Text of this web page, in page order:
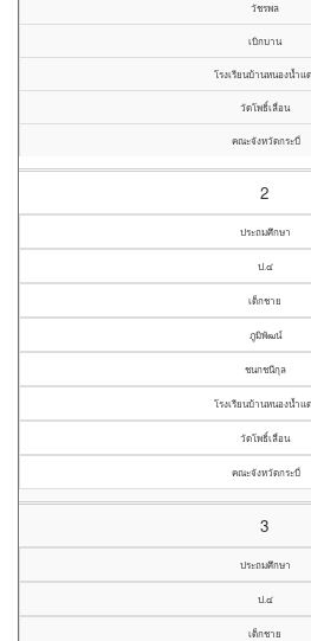
วัชรพล
เบิกบาน
โรงเรียนบ้านหนองน้ำแ
วัดโพธิ์เลื่อน
คณะจังหวัดกระบี่
2
ประถมศึกษา
ป.๔
เด็กชาย
ภูมิพัฒน์
ชนกชนีกุล
โรงเรียนบ้านหนองน้ำแ
วัดโพธิ์เลื่อน
คณะจังหวัดกระบี่
3
ประถมศึกษา
ป.๔
เด็กชาย